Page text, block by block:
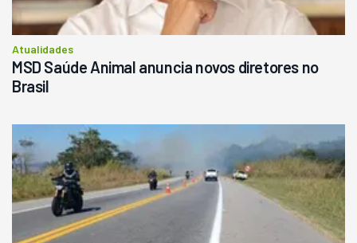
Atualidades
MSD Saúde Animal anuncia novos diretores no
Brasil